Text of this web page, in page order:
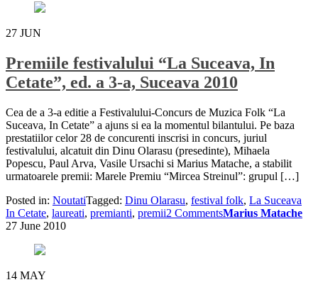
27 JUN
Premiile festivalului “La Suceava, In
Cetate”, ed. a 3-a, Suceava 2010
Cea de a 3-a editie a Festivalului-Concurs de Muzica Folk “La
Suceava, In Cetate” a ajuns si ea la momentul bilantului. Pe baza
prestatiilor celor 28 de concurenti inscrisi in concurs, juriul
festivalului, alcatuit din Dinu Olarasu (presedinte), Mihaela
Popescu, Paul Arva, Vasile Ursachi si Marius Matache, a stabilit
urmatoarele premii: Marele Premiu “Mircea Streinul”: grupul […]
Posted in: NoutatiTagged: Dinu Olarasu, festival folk, La Suceava
In Cetate, laureati, premianti, premii2 CommentsMarius Matache
27 June 2010
14 MAY